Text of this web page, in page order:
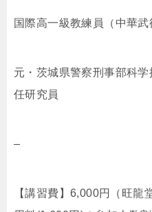
国際高一級教練員（中華
元・茨城県警察刑事部科
任研究員
–
【講習費】6,000円（旺龍